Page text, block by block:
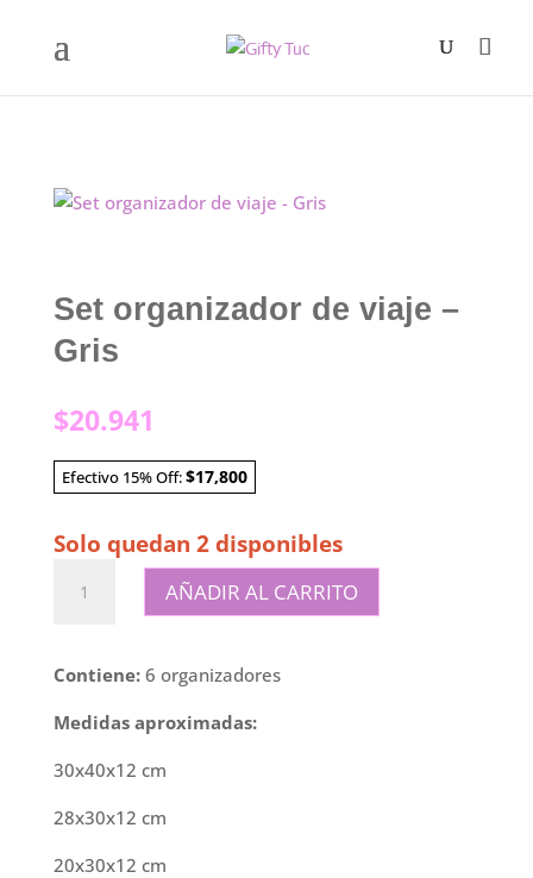
Set organizador de viaje –
Gris
$20.941
Efectivo 15% Off:$17,800
Solo quedan 2 disponibles
organizador
Gris
AÑADIR AL CARRITO
Contiene:6 organizadores
Medidas aproximadas:
30x40x12 cm
28x30x12 cm
20x30x12 cm